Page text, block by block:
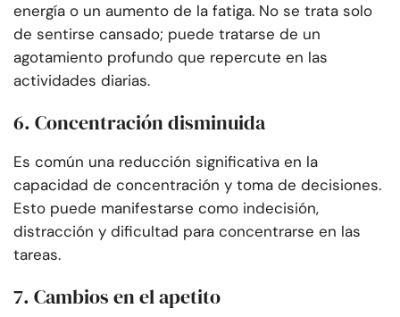
energía o un aumento de la fatiga. No se trata solo
de sentirse cansado; puede tratarse de un
agotamiento profundo que repercute en las
actividades diarias.
6. Concentración disminuida
Es común una reducción significativa en la
capacidad de concentración y toma de decisiones.
Esto puede manifestarse como indecisión,
distracción y dificultad para concentrarse en las
tareas.
7. Cambios en el apetito